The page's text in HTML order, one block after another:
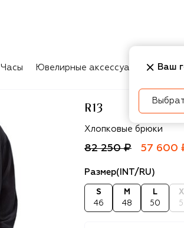
Часы Ювелирные аксессуары
R13
R13
Хлопковые брюки
82 250 ₽ 57 600
Размер(INT/RU)
S
46
M
48
L
50
Ваш